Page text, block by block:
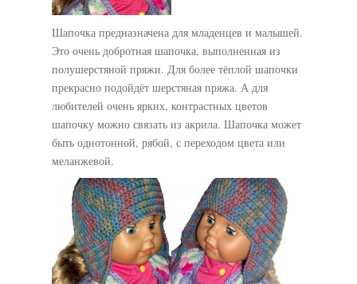
Шапочка предназначена для младенцев и малышей.
Это очень добротная шапочка, выполненная из
полушерстяной пряжи. Для более тёплой шапочки
прекрасно подойдёт шерстяная пряжа. А для
любителей очень ярких, контрастных цветов
шапочку можно связать из акрила. Шапочка может
быть однотонной, рябой, с переходом цвета или
меланжевой.